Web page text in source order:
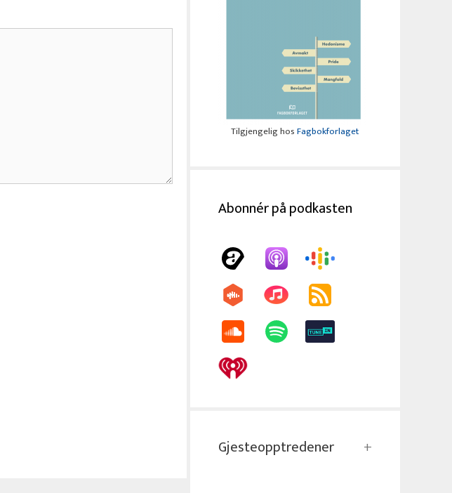
Tilgjengelig hosFagbokforlaget
Abonnér på podkasten
Gjesteopptredener